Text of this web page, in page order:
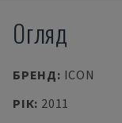
Огляд
БРЕНД: ICON
РІК: 2011